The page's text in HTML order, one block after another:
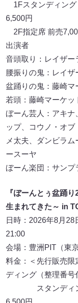
1Fスタンディング
6,500円
2F指定席 前売
出演者
音頭取り：レイザー
腰振りの鬼：レイ
盆踊りの鬼：藤崎マ
若頭：藤崎マーケッ
ぼーん芸人：アキナ
ップ、コウノ・オ
メ太夫、ダンビラ
ースーヤ
ぼーん楽団：サンプ
『ぼーんとぅ盆踊
生まれてきた～ in
日時：2026年8月
21:00
会場：豊洲PIT（東
料金：＜先行販売限
ディング（整理番
スタンディング